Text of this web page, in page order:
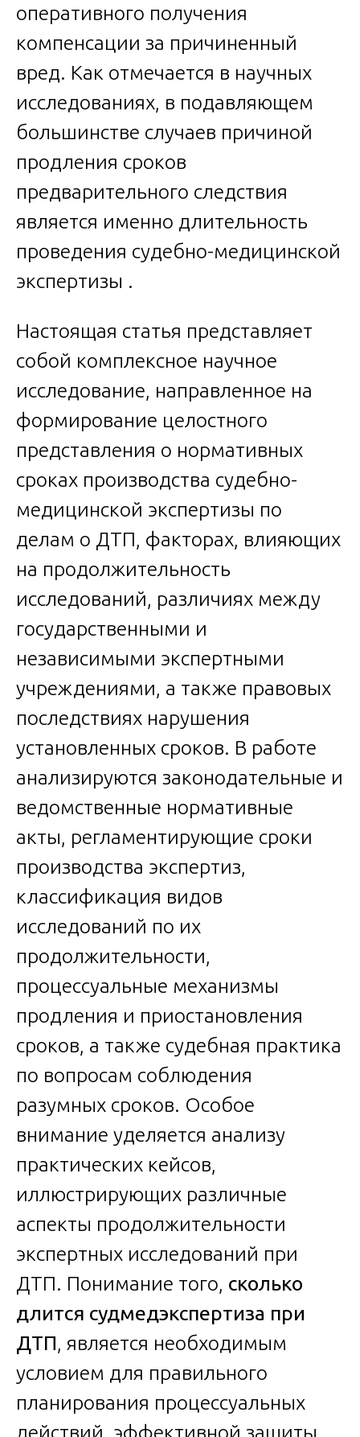
оперативного получения
компенсации за причиненный
вред. Как отмечается в научных
исследованиях, в подавляющем
большинстве случаев причиной
продления сроков
предварительного следствия
является именно длительность
проведения судебно-медицинской
экспертизы .
Настоящая статья представляет
собой комплексное научное
исследование, направленное на
формирование целостного
представления о нормативных
сроках производства судебно-
медицинской экспертизы по
делам о ДТП, факторах, влияющих
на продолжительность
исследований, различиях между
государственными и
независимыми экспертными
учреждениями, а также правовых
последствиях нарушения
установленных сроков. В работе
анализируются законодательные и
ведомственные нормативные
акты, регламентирующие сроки
производства экспертиз,
классификация видов
исследований по их
продолжительности,
процессуальные механизмы
продления и приостановления
сроков, а также судебная практика
по вопросам соблюдения
разумных сроков. Особое
внимание уделяется анализу
практических кейсов,
иллюстрирующих различные
аспекты продолжительности
экспертных исследований при
ДТП. Понимание того, сколько
длится судмедэкспертиза при
ДТП, является необходимым
условием для правильного
планирования процессуальных
действий, эффективной защиты